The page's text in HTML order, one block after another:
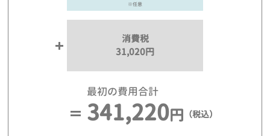
※任意
消費税
31,020円
最初の費用合計
341,220円 （税込）